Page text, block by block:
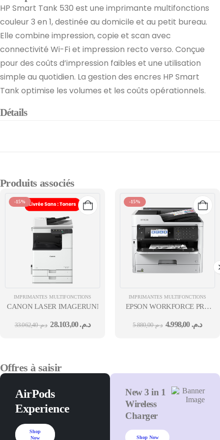
HP Smart Tank 530 est une imprimante multifonctions
couleur 3 en 1, destinée au domicile et au petit bureau.
Elle combine impression, copie et scan avec
connectivité Wi-Fi et impression recto verso. Conçue
pour des coûts d’impression faibles et une utilisation
simple au quotidien. La gestion des encres HP Smart
Tank optimise les volumes et les coûts opérationnels.
Détails
Produits associés
-15%
IMPRIMANTES MULTIFONCTIONS
CANON LASER IMAGERUNNER 2930I MFP 3EN1 RÉSEAU WIFI
د.م.33.062,40 د.م.28.103,00
-15%
IMPRIMANTES MULTIFONCTIONS
EPSON WORKFORCE PRO
RÉSEAU WIFI JET D'ENCR
د.م.5.880,00 د.م.4.998,00
Offres à saisir
AirPods
Experience
Shop
Now
New 3 in 1
Wireless
Charger
Shop Now